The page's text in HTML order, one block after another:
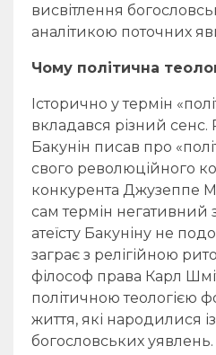
висвітлення
аналітикою поточних
Чому політична
Історично у термін
вкладався різний сенс.
Бакунін писав про
свого революційного
конкурента Джузеппе
сам термін негативний
атеїсту Бакуніну не
заграє з релігійною
філософ права Карл
політичною теологією
життя, які народилися
богословських уявлень.